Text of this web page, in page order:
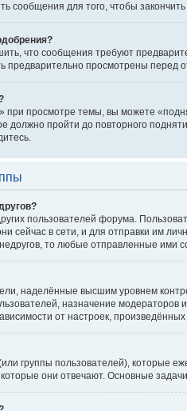
сообщения для того, чтобы
что сообщения требуют
предварительно просмотрены перед
при просмотре темы, вы можете
должно пройти до повторного
пользователей форума.
сейчас в сети, и для отправки им
то любые отправленные ими
наделённые высшим уровнем
назначение
от настроек,
группы пользователей), которые
они отвечают. Основные